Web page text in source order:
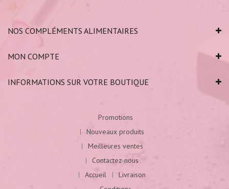
NOS COMPLÉMENTS ALIMENTAIRES
MON COMPTE
INFORMATIONS SUR VOTRE BOUTIQUE
Promotions
Nouveaux produits
Meilleures ventes
Contactez-nous
Accueil
Livraison